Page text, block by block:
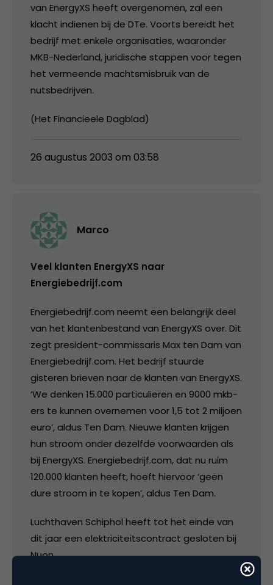
van EnergyXS heeft overgenomen, zal een
klacht indienen bij de DTe. Voorts bereidt het
bedrijf met enkele organisaties, waaronder
MKB-Nederland, juridische stappen voor tegen
het vermeende machtsmisbruik van de
nutsbedrijven.
(Het Financieele Dagblad)
26 augustus 2003 om 03:58
Marco
Veel klanten EnergyXS naar
Energiebedrijf.com
Energiebedrijf.com neemt een belangrijk deel
van het klantenbestand van EnergyXS over. Dit
zegt president-commissaris Max ten Dam van
Energiebedrijf.com. Het bedrijf stuurde
gisteren brieven naar de klanten van EnergyXS.
‘We denken 15.000 particulieren en 9000 mkb-
ers te kunnen overnemen voor 1,5 tot 2 miljoen
euro’, aldus Ten Dam. Nieuwe klanten krijgen
hun stroom onder dezelfde voorwaarden als
bij EnergyXS. Energiebedrijf.com, dat nu ruim
120.000 klanten heeft, hoeft hiervoor ‘geen
dure stroom in te kopen’, aldus Ten Dam.
Luchthaven Schiphol heeft tot het einde van
dit jaar een elektriciteitscontract gesloten bij
Nuon.